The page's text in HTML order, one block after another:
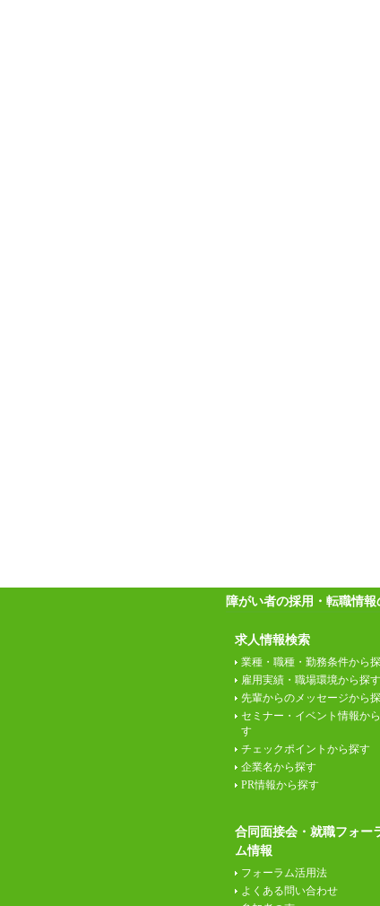
障がい者の採用・転職情
求人情報検索
業種・職種・勤務条件から
雇用実績・職場環境から探す
先輩からのメッセージから
セミナー・イベント情報か
す
チェックポイントから探す
企業名から探す
PR情報から探す
合同面接会・就職フォー
ム情報
フォーラム活用法
よくある問い合わせ